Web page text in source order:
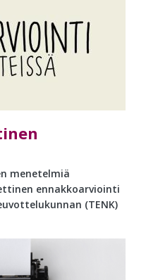
menetelmiä
ennakkoarviointi
(TENK)